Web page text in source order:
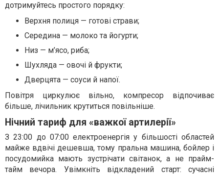
дотримуйтесь простого порядку:
Верхня полиця — готові страви;
Середина — молоко та йогурти;
Низ — м’ясо, риба;
Шухляда — овочі й фрукти;
Дверцята — соуси й напої.
Повітря циркулює вільно, компресор відпочиває
більше, лічильник крутиться повільніше.
Нічний тариф для «важкої артилерії»
З 23:00 до 07:00 електроенергія у більшості областей
майже вдвічі дешевша, тому пральна машина, бойлер і
посудомийка мають зустрічати світанок, а не прайм-
тайм вечора. Увімкніть відкладений старт: сучасні